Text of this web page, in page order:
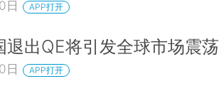
日 APP打开
退出QE将引发全球市场震荡
日 APP打开